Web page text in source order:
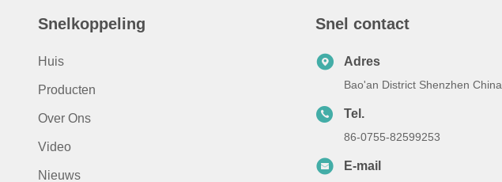
Snelkoppeling
Huis
Producten
Over Ons
Video
Nieuws
Snel contact
Adres
Bao'an District Shenzhen China.
Tel.
86-0755-82599253
E-mail